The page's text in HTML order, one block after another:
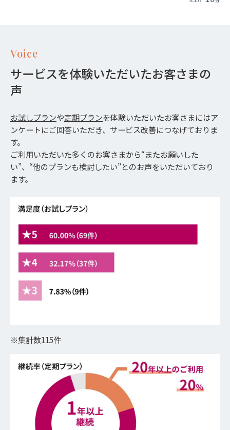
Voice
サービスを体験いただいたお客さまの
声
お試しプランや定期プランを体験いただいたお客さまにはア
ンケートにご回答いただき、サービス改善につなげておりま
す。
ご利用いただいた多くのお客さまから“またお願いした
い”、“他のプランも検討したい”とのお声をいただいており
ます。
※集計数115件